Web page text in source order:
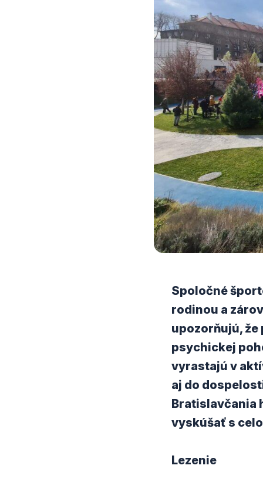
Spoločné
rodinou a
upozorňujú,
psychickej
vyrastajú v
aj do
Bratislavčania
vyskúšať s
Lezenie